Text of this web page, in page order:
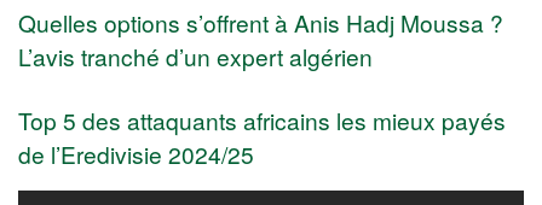
Quelles options s’offrent à Anis Hadj Moussa ?
L’avis tranché d’un expert algérien
Top 5 des attaquants africains les mieux payés
de l’Eredivisie 2024/25